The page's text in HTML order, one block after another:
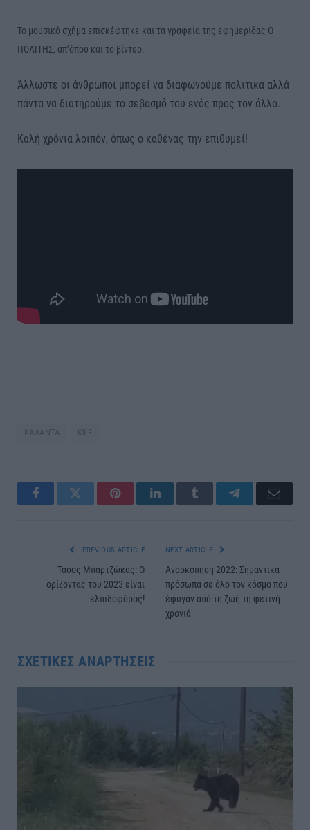
Το μουσικό σχήμα επισκέφτηκε και τα γραφεία της εφημερίδας Ο
ΠΟΛΙΤΗΣ, απ’όπου και το βίντεο.
Άλλωστε οι άνθρωποι μπορεί να διαφωνούμε πολιτικά αλλά
πάντα να διατηρούμε το σεβασμό του ενός προς τον άλλο.
Καλή χρόνια λοιπόν, όπως ο καθένας την επιθυμεί!
ΚΑΛΑΝΤΑ ΚΚΕ
FacebookTwitter PinterestLinkedInTumblr TelegramEmail
PREVIOUS ARTICLE
Τάσος Μπαρτζώκας: Ο
ορίζοντας του 2023 είναι
ελπιδοφόρος!
NEXT ARTICLE
Ανασκόπηση 2022: Σημαντικά
πρόσωπα σε όλο τον κόσμο που
έφυγαν από τη ζωή τη φετινή
χρονιά
ΣΧΕΤΙΚΈΣ ΑΝΑΡΤΉΣΕΙΣ